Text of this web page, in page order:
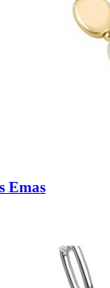
Emas